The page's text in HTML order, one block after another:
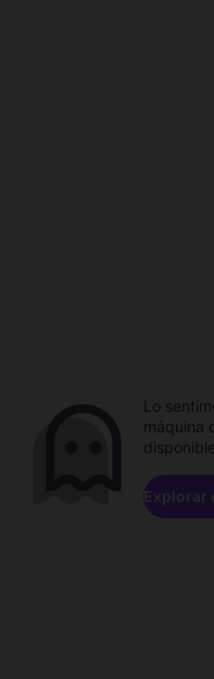
Lo
máquina
disponible.
Explorar